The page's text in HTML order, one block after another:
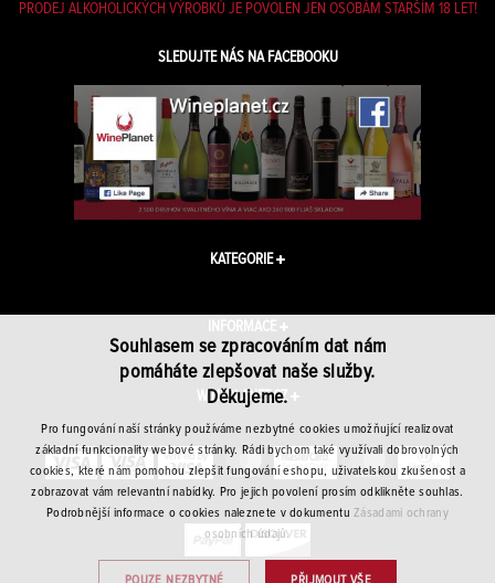
PRODEJ ALKOHOLICKÝCH VÝROBKŮ JE POVOLEN JEN OSOBÁM STARŠÍM 18 LET!
SLEDUJTE NÁS NA FACEBOOKU
KATEGORIE
INFORMACE
WINEPLANET.CZ
Souhlasem se zpracováním dat nám
pomáháte zlepšovat naše služby.
Děkujeme.
Pro fungování naší stránky používáme nezbytné cookies umožňující realizovat
základní funkcionality webové stránky. Rádi bychom také využívali dobrovolných
cookies, které nám pomohou zlepšit fungování eshopu, uživatelskou zkušenost a
zobrazovat vám relevantní nabídky. Pro jejich povolení prosím odklikněte souhlas.
Podrobnější informace o cookies naleznete v dokumentuZásadami ochrany
osobních údajů.